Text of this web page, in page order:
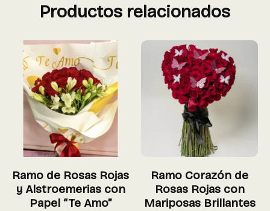
Productos relacionados
Ramo de Rosas Rojas
y Alstroemerias con
Papel “Te Amo”
Ramo Corazón de
Rosas Rojas con
Mariposas Brillantes